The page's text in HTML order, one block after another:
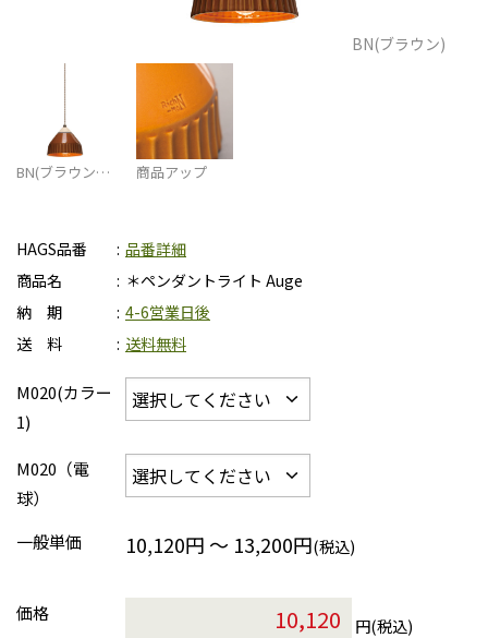
BN(ブラウン)
BN(ブラウン… 商品アップ
HAGS品番
品番詳細
商品名
＊ペンダントライト Auge
納 期
4-6営業日後
送 料
送料無料
M020(カラー
1)
M020（電
球）
一般単価
10,120円 ～ 13,200円(税込)
価格
円(税込)